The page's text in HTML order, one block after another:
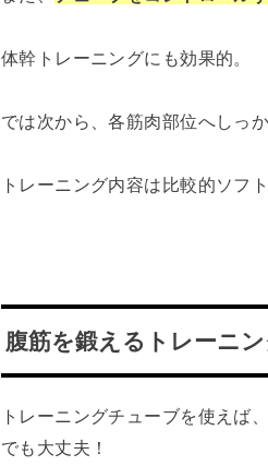
体幹トレーニングにも効果的。
では次から、各筋肉部位へしっ
トレーニング内容は比較的ソフ
腹筋を鍛えるトレーニ
トレーニングチューブを使えば
でも大丈夫！